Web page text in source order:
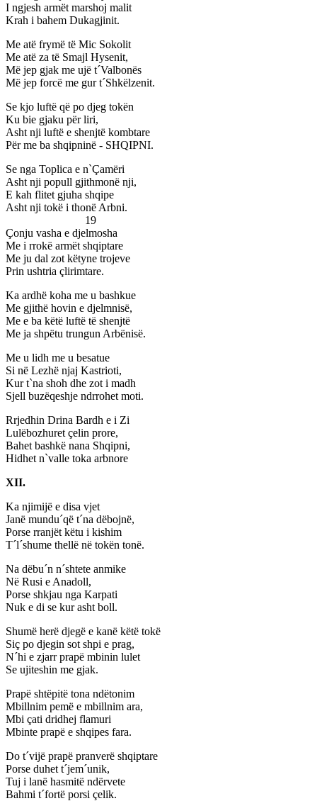
I ngjesh armët marshoj malit
Krah i bahem Dukagjinit.
Me atë frymë të Mic Sokolit
Me atë za të Smajl Hysenit,
Më jep gjak me ujë t´Valbonës
Më jep forcë me gur t´Shkëlzenit.
Se kjo luftë që po djeg tokën
Ku bie gjaku për liri,
Asht nji luftë e shenjtë kombtare
Për me ba shqipninë - SHQIPNI.
Se nga Toplica e n`Çamëri
Asht nji popull gjithmonë nji,
E kah flitet gjuha shqipe
Asht nji tokë i thonë Arbni.
19
Çonju vasha e djelmosha
Me i rrokë armët shqiptare
Me ju dal zot këtyne trojeve
Prin ushtria çlirimtare.
Ka ardhë koha me u bashkue
Me gjithë hovin e djelmnisë,
Me e ba këtë luftë të shenjtë
Me ja shpëtu trungun Arbënisë.
Me u lidh me u besatue
Si në Lezhë njaj Kastrioti,
Kur t`na shoh dhe zot i madh
Sjell buzëqeshje ndrrohet moti.
Rrjedhin Drina Bardh e i Zi
Lulëbozhuret çelin prore,
Bahet bashkë nana Shqipni,
Hidhet n`valle toka arbnore
XII.
Ka njimijë e disa vjet
Janë mundu´që t´na dëbojnë,
Porse rranjët këtu i kishim
T´l´shume thellë në tokën tonë.
Na dëbu´n n´shtete anmike
Në Rusi e Anadoll,
Porse shkjau nga Karpati
Nuk e di se kur asht boll.
Shumë herë djegë e kanë këtë tokë
Siç po djegin sot shpi e prag,
N´hi e zjarr prapë mbinin lulet
Se ujiteshin me gjak.
Prapë shtëpitë tona ndëtonim
Mbillnim pemë e mbillnim ara,
Mbi çati dridhej flamuri
Mbinte prapë e shqipes fara.
Do t´vijë prapë pranverë shqiptare
Porse duhet t´jem´unik,
Tuj i lanë hasmitë ndërvete
Bahmi t´fortë porsi çelik.